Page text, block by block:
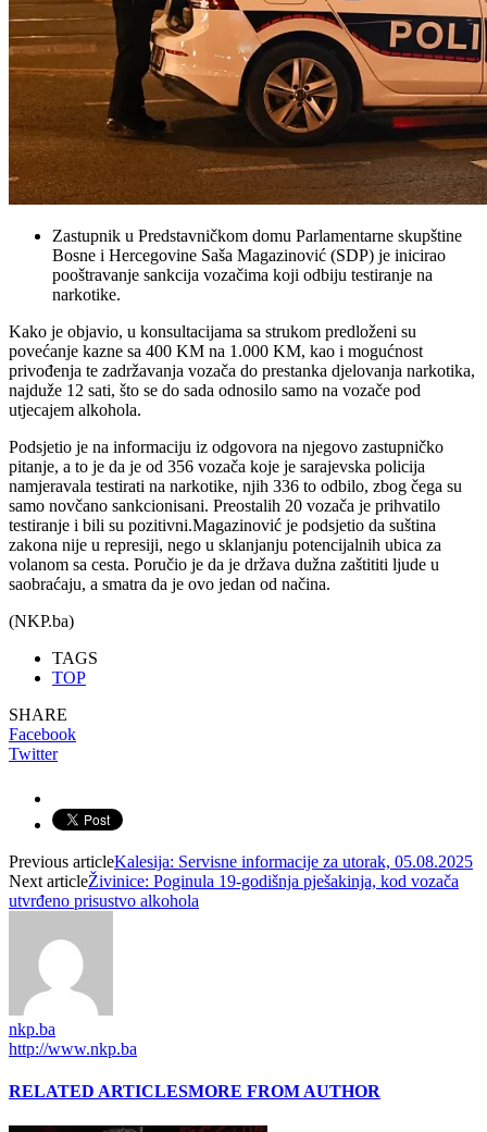
Zastupnik u Predstavničkom domu Parlamentarne skupštine
Bosne i Hercegovine Saša Magazinović (SDP) je inicirao
pooštravanje sankcija vozačima koji odbiju testiranje na
narkotike.
Kako je objavio, u konsultacijama sa strukom predloženi su
povećanje kazne sa 400 KM na 1.000 KM, kao i mogućnost
privođenja te zadržavanja vozača do prestanka djelovanja narkotika,
najduže 12 sati, što se do sada odnosilo samo na vozače pod
utjecajem alkohola.
Podsjetio je na informaciju iz odgovora na njegovo zastupničko
pitanje, a to je da je od 356 vozača koje je sarajevska policija
namjeravala testirati na narkotike, njih 336 to odbilo, zbog čega su
samo novčano sankcionisani. Preostalih 20 vozača je prihvatilo
testiranje i bili su pozitivni.Magazinović je podsjetio da suština
zakona nije u represiji, nego u sklanjanju potencijalnih ubica za
volanom sa cesta. Poručio je da je država dužna zaštititi ljude u
saobraćaju, a smatra da je ovo jedan od načina.
(NKP.ba)
TAGS
TOP
SHARE
Facebook
Twitter
Previous articleKalesija: Servisne informacije za utorak, 05.08.2025
Next articleŽivinice: Poginula 19-godišnja pješakinja, kod vozača
utvrđeno prisustvo alkohola
nkp.ba
http://www.nkp.ba
RELATED ARTICLESMORE FROM AUTHOR